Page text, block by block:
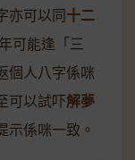
亦可以同十二
可能逢「三
個人八字係咪
可以試吓解夢
示係咪一致。